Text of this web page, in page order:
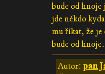
bude od
jde někdo
mu říkat, že je
bude od hnoje.
Autor: pan